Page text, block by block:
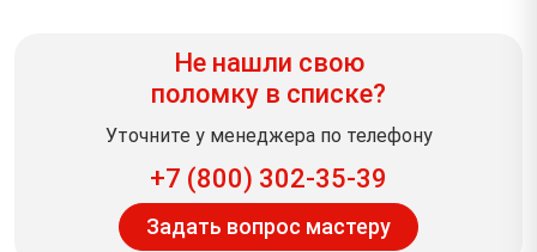
Не нашли свою
поломку в списке?
Уточните у менеджера по телефону
+7 (800) 302-35-39
Задать вопрос мастеру